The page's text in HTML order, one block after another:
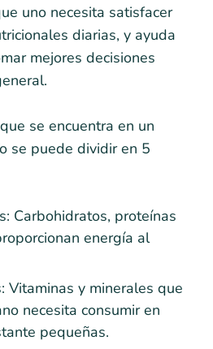
uno necesita satisfacer
diarias, y ayuda
mejores decisiones
se encuentra en un
se puede dividir en 5
Carbohidratos, proteínas
energía al
Vitaminas y minerales que
necesita consumir en
pequeñas.